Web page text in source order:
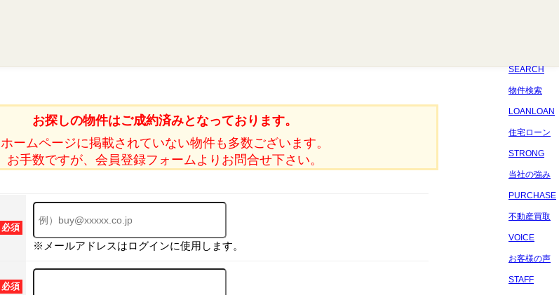
SEARCH
物件検索
LOANLOAN
住宅ローン
STRONG
当社の強み
PURCHASE
不動産買取
VOICE
お客様の声
STAFF
お探しの物件はご成約済みとなっております。
ホームページに掲載されていない物件も多数ございます。
お手数ですが、会員登録フォームよりお問合せ下さい。
必須
※メールアドレスはログインに使用します。
必須